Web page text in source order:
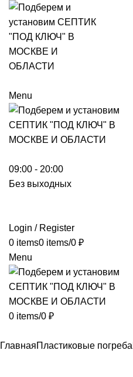
Menu
09:00 - 20:00
Без выходных
Login / Register
0 items0 items/0 ₽
Menu
0 items/0 ₽
ГлавнаяПластиковые погреба